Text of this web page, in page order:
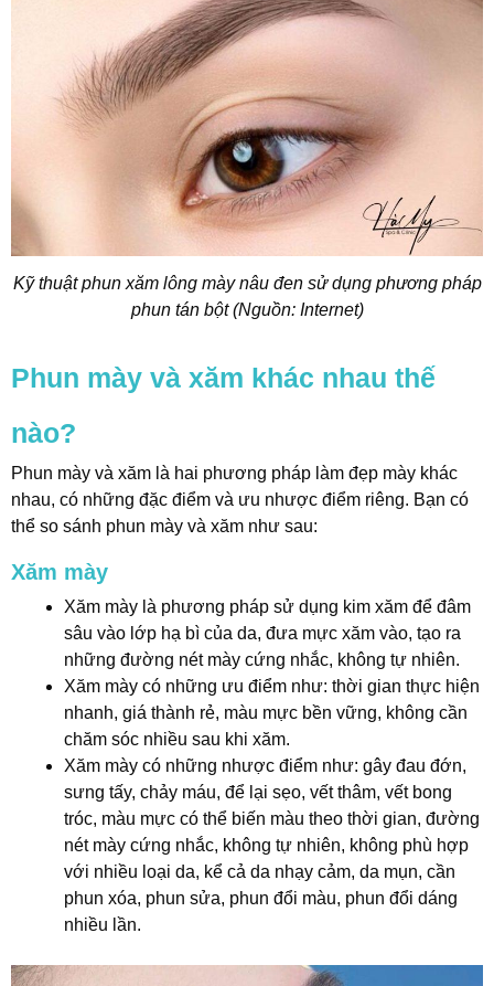
Kỹ thuật phun xăm lông mày nâu đen sử dụng phương pháp
phun tán bột (Nguồn: Internet)
Phun mày và xăm khác nhau thế
nào?
Phun mày và xăm là hai phương pháp làm đẹp mày khác
nhau, có những đặc điểm và ưu nhược điểm riêng. Bạn có
thể so sánh phun mày và xăm như sau:
Xăm mày
Xăm mày là phương pháp sử dụng kim xăm để đâm
sâu vào lớp hạ bì của da, đưa mực xăm vào, tạo ra
những đường nét mày cứng nhắc, không tự nhiên.
Xăm mày có những ưu điểm như: thời gian thực hiện
nhanh, giá thành rẻ, màu mực bền vững, không cần
chăm sóc nhiều sau khi xăm.
Xăm mày có những nhược điểm như: gây đau đớn,
sưng tấy, chảy máu, để lại sẹo, vết thâm, vết bong
tróc, màu mực có thể biến màu theo thời gian, đường
nét mày cứng nhắc, không tự nhiên, không phù hợp
với nhiều loại da, kể cả da nhạy cảm, da mụn, cần
phun xóa, phun sửa, phun đổi màu, phun đổi dáng
nhiều lần.